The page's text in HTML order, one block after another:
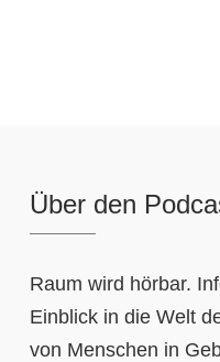
Über den
Raum wird hörbar.
Einblick in die Welt
von Menschen in